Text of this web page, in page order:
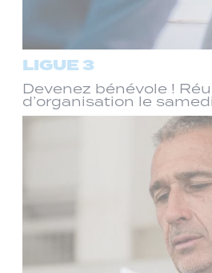
LIGUE 3
Devenez bénévole !
d’organisation le